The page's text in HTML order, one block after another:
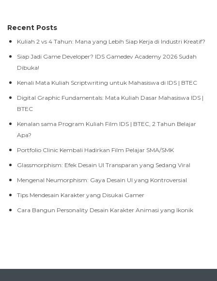
Kuliah 2 vs 4 Tahun: Mana yang Lebih Siap Kerja di Industri Kreatif?
Siap Jadi Game Developer? IDS Gamedev Academy 2026 Sudah
Kenali Mata Kuliah Scriptwriting untuk Mahasiswa di IDS | BTEC
Digital Graphic Fundamentals: Mata Kuliah Dasar Mahasiswa IDS |
Kenalan sama Program Kuliah Film IDS | BTEC, 2 Tahun Belajar
Portfolio Clinic Kembali Hadirkan Film Pelajar SMA/SMK
Glassmorphism: Efek Desain UI Transparan yang Sedang Viral
Mengenal Neumorphism: Gaya Desain UI yang Kontroversial
Tips Mendesain Karakter yang Disukai Gamer
Cara Bangun Personality Desain Karakter Animasi yang Ikonik